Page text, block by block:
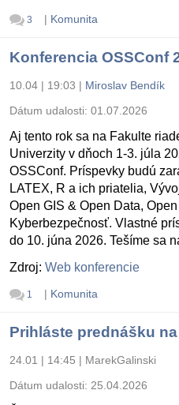
3 | Komunita
Konferencia OSSConf
10.04 | 19:03 | Miroslav Bendík
Dátum udalosti: 01.07.2026
Aj tento rok sa na Fakulte
Univerzity v dňoch 1-3. júla
OSSConf. Príspevky budú
LATEX, R a ich priatelia,
Open GIS & Open Data,
Kyberbezpečnosť. Vlastné
do 10. júna 2026. Tešíme sa
Zdroj: Web konferencie
1 | Komunita
Prihláste prednášku
24.01 | 14:45 | MarekGalinski
Dátum udalosti: 25.04.2026